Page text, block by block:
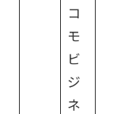
コ
モ
ビ
ジ
ネ